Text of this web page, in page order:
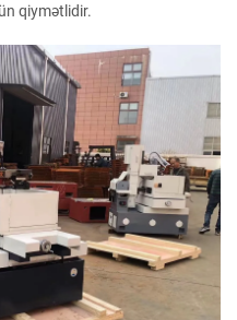
qiymətlidir.